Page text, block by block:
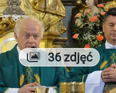
Liczba zdjęć
36 zdjęć